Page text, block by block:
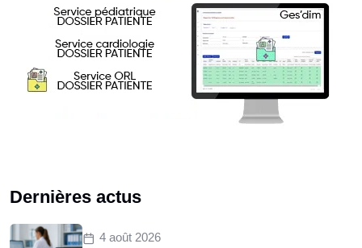
Dernières actus
4 août 2026